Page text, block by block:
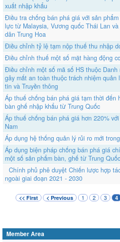
xuất nhập khẩu
Điều tra chống bán phá giá với sản
lực từ Malaysia, Vương quốc Thái Lan
dân Trung Hoa
Điều chỉnh tỷ lệ tạm nộp thuế thu nhập
Điều chỉnh thuế một số mặt hàng động
Điều chỉnh một số mã số HS thuộc Danh
gây mất an toàn thuộc trách nhiệm quản
tin và Truyền thông
Áp thuế chống bán phá giá tạm thời đến
bàn ghế nhập khẩu từ Trung Quốc
Áp thuế chống bán phá giá hơn 220%
Nam
Áp dụng hệ thống quản lý rủi ro mới
Áp dụng biện pháp chống bán phá giá
một số sản phẩm bàn, ghế từ Trung Quốc
Chính phủ phê duyệt Chiến lược hợp
ngoài giai đoạn 2021 - 2030
<< First < Previous 1 2 3 4
Member Area